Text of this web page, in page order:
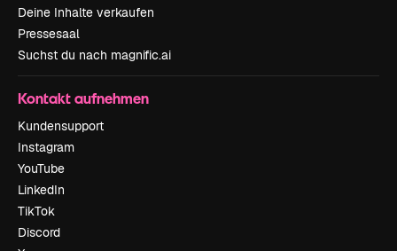
Deine Inhalte verkaufen
Pressesaal
Suchst du nach magnific.ai
Kontakt aufnehmen
Kundensupport
Instagram
YouTube
LinkedIn
TikTok
Discord